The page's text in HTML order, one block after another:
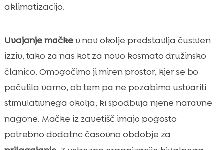
Prepoznavanje znakov stresa in tesnobe
doma
 Integracija preobrazba mačke iz zavetišča
 Pomembnost čistoče v mačjem okolju
 Interakcija z novimi ljudmi
 Mačka in otroci
 Kdaj poiskati strokovno pomoč
 Mnenja in izkušnje drugih lastnikov mačk
aklimatizacijo.
Uvajanje mačkev nov okolje predstavlja čustven
izziv, tako za nas kot za novo kosmato družinsko
članico. Omogočimo ji miren prostor, kjer se bo
počutila varno, ob tem pa ne pozabimo ustvariti
stimulativnega okolja, ki spodbuja njene naravne
nagone. Mačke iz zavetišč imajo pogosto
potrebno dodatno časovno obdobje za